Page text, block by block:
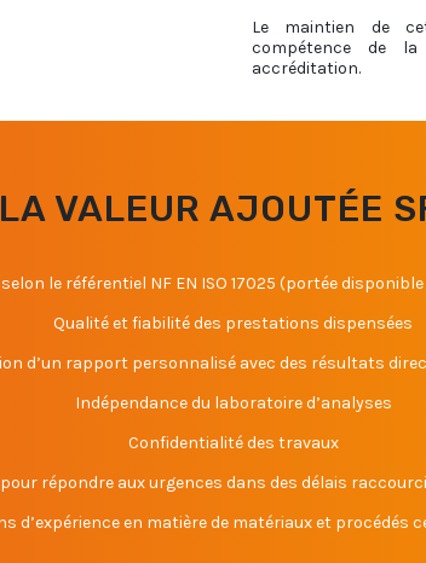
Le maintien de
compétence de
accréditation.
LA VALEUR AJOUTÉE
le référentiel NF EN ISO 17025 (portée
Qualité et fiabilité des prestations dispensées
d’un rapport personnalisé avec des résultats
Indépendance du laboratoire d’analyses
Confidentialité des travaux
répondre aux urgences dans des délais
d’expérience en matière de matériaux et procédés